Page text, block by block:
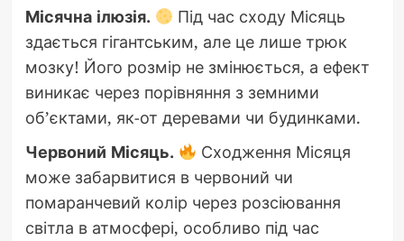
Місячна ілюзія.
Під час сходу Місяць
здається гігантським, але це лише трюк
мозку! Його розмір не змінюється, а ефект
виникає через порівняння з земними
об’єктами, як-от деревами чи будинками.
Червоний Місяць.
Сходження Місяця
може забарвитися в червоний чи
помаранчевий колір через розсіювання
світла в атмосфері, особливо під час